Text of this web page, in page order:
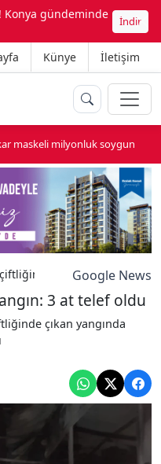
Konya gündeminde
İndir
Künye İletişim
maskeli milyonluk soygun
çiftliğinde yangın: 3 at telef
Google News
3 at telef oldu
çıkan yangında